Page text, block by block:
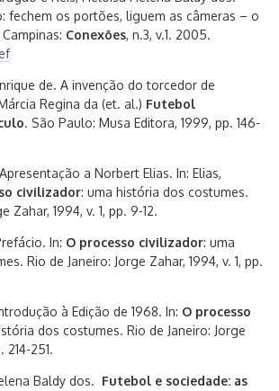
fechem os portões, liguem as câmeras – o
Conexões, n.3, v.1. 2005.
de. A invenção do torcedor de
Regina da (et. al.) Futebol
. São Paulo: Musa Editora, 1999, pp. 146-
a Norbert Elias. In: Elias,
civilizador: uma história dos costumes.
Zahar, 1994, v. 1, pp. 9-12.
In: O processo civilizador: uma
Rio de Janeiro: Jorge Zahar, 1994, v. 1, pp.
à Edição de 1968. In: O processo
dos costumes. Rio de Janeiro: Jorge
214-251.
Baldy dos. Futebol e sociedade: as